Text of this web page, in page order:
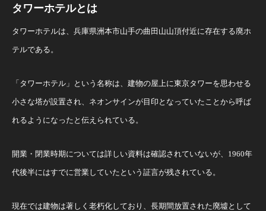
タワーホテルとは
タワーホテルは、兵庫県洲本市山手の曲田山山頂付近に存在する廃ホ
テルである。
「タワーホテル」という名称は、建物の屋上に東京タワーを思わせる
小さな塔が設置され、ネオンサインが目印となっていたことから呼ば
れるようになったと伝えられている。
開業・閉業時期については詳しい資料は確認されていないが、1960年
代後半にはすでに営業していたという証言が残されている。
現在では建物は著しく老朽化しており、長期間放置された廃墟として